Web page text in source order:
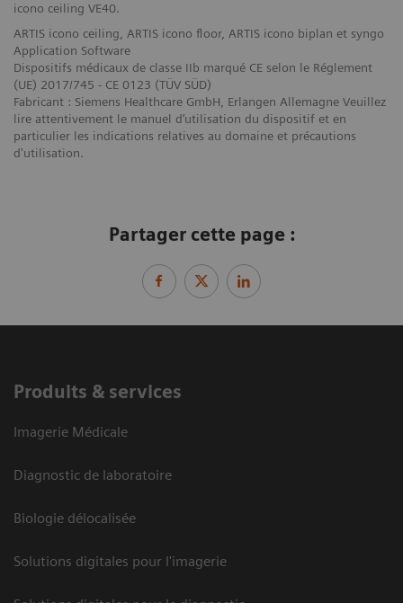
icono ceiling VE40.
ARTIS icono ceiling, ARTIS icono floor, ARTIS icono biplan et syngo
Application Software
Dispositifs médicaux de classe IIb marqué CE selon le Réglement
(UE) 2017/745 - CE 0123 (TÜV SÜD)
Fabricant : Siemens Healthcare GmbH, Erlangen Allemagne Veuillez
lire attentivement le manuel d’utilisation du dispositif et en
particulier les indications relatives au domaine et précautions
d'utilisation.
Partager cette page :
Produits & services
Imagerie Médicale
Diagnostic de laboratoire
Biologie délocalisée
Solutions digitales pour l'imagerie